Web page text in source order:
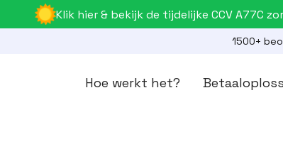
Klik hier & bekijk de tijdelijke CCV A77C
1500+
Hoe werkt het?